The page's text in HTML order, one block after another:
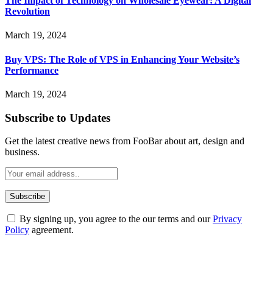
Revolution
March 19, 2024
Buy VPS: The Role of VPS in Enhancing Your Website’s
Performance
March 19, 2024
Subscribe to Updates
Get the latest creative news from FooBar about art, design and
business.
By signing up, you agree to the our terms and ourPrivacy
Policy agreement.